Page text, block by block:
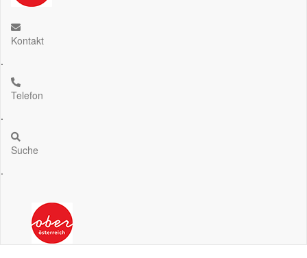
Kontakt
.
Telefon
.
Suche
.